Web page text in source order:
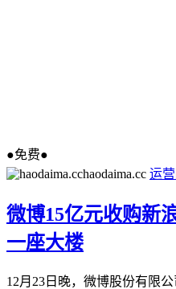
●免费●
haodaima.cc 运营
微博15亿元收购新
一座大楼
12月23日晚，微博股份有限